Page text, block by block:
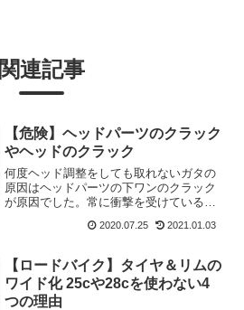
関連記事
【危険】ヘッドパーツのクラック
やヘッドのクラック
何度ヘッド調整をしても取れないガタの
原因はヘッドパーツの下ワンのクラック
が原因でした。常に衝撃を受けている下
ます。玉当たり調整をしてもブレーキン
クラックを疑って点検しましょう。これ
はカーボンやアルミフレームでも同じで
す
2020.07.25 2021.01.03
【ロードバイク】タイヤ＆リムの
ワイド化 25cや28cを使わない4
つの理由